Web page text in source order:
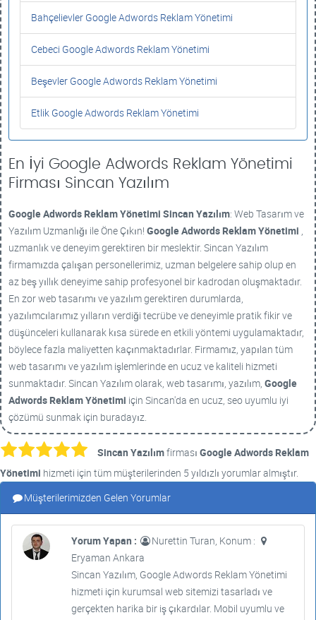
Bahçelievler Google Adwords Reklam Yönetimi
Cebeci Google Adwords Reklam Yönetimi
Beşevler Google Adwords Reklam Yönetimi
Etlik Google Adwords Reklam Yönetimi
En İyi Google Adwords Reklam Yönetimi
Firması Sincan Yazılım
Google Adwords Reklam Yönetimi Sincan Yazılım: Web Tasarım ve
Yazılım Uzmanlığı ile Öne Çıkın! Google Adwords Reklam Yönetimi ,
uzmanlık ve deneyim gerektiren bir meslektir. Sincan Yazılım
firmamızda çalışan personellerimiz, uzman belgelere sahip olup en
az beş yıllık deneyime sahip profesyonel bir kadrodan oluşmaktadır.
En zor web tasarımı ve yazılım gerektiren durumlarda,
yazılımcılarımız yılların verdiği tecrübe ve deneyimle pratik fikir ve
düşünceleri kullanarak kısa sürede en etkili yöntemi uygulamaktadır,
böylece fazla maliyetten kaçınmaktadırlar. Firmamız, yapılan tüm
web tasarımı ve yazılım işlemlerinde en ucuz ve kaliteli hizmeti
sunmaktadır. Sincan Yazılım olarak, web tasarımı, yazılım, Google
Adwords Reklam Yönetimi için Sincan'da en ucuz, seo uyumlu iyi
çözümü sunmak için buradayız.
Sincan Yazılımfirması Google Adwords Reklam
Yönetimi hizmeti için tüm müşterilerinden 5 yıldızlı yorumlar almıştır.
Müşterilerimizden Gelen Yorumlar
Yorum Yapan :
Nurettin Turan, Konum :
Eryaman Ankara
Sincan Yazılım, Google Adwords Reklam Yönetimi
hizmeti için kurumsal web sitemizi tasarladı ve
gerçekten harika bir iş çıkardılar. Mobil uyumlu ve